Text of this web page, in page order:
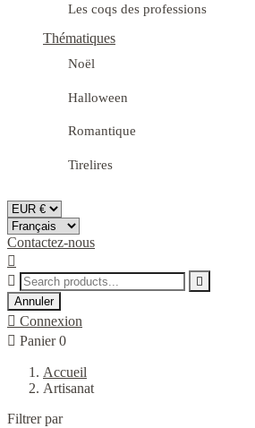
Les coqs des professions
Thématiques
Noël
Halloween
Romantique
Tirelires
Contactez-nous



Annuler
 Connexion
 Panier 0
Accueil
Artisanat
Filtrer par